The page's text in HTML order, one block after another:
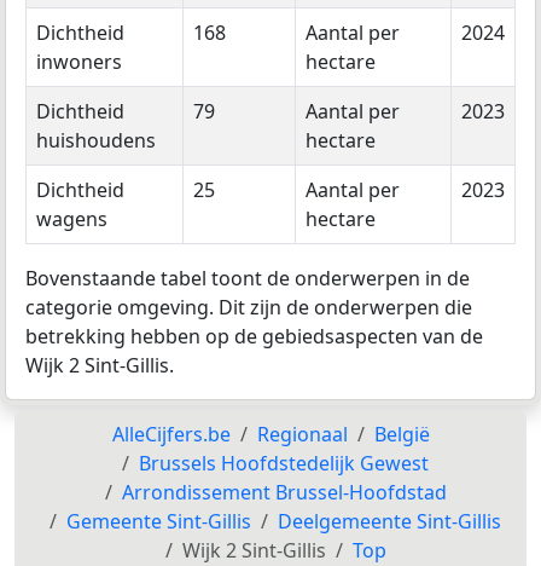
Dichtheid
inwoners
168
Aantal per
hectare
2024
Dichtheid
huishoudens
79
Aantal per
hectare
2023
Dichtheid
wagens
25
Aantal per
hectare
2023
Bovenstaande tabel toont de onderwerpen in de
categorie omgeving. Dit zijn de onderwerpen die
betrekking hebben op de gebiedsaspecten van de
Wijk 2 Sint-Gillis.
AlleCijfers.be Regionaal
België
Brussels Hoofdstedelijk Gewest
Arrondissement Brussel-Hoofdstad
Gemeente Sint-Gillis
Deelgemeente Sint-Gillis
Wijk 2 Sint-Gillis
Top